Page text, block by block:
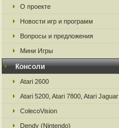
О проекте
Новости игр и программ
Вопросы и предложения
Мини Игры
Консоли
Atari 2600
Atari 5200, Atari 7800, Atari Jaguar
ColecoVision
Dendy (Nintendo)